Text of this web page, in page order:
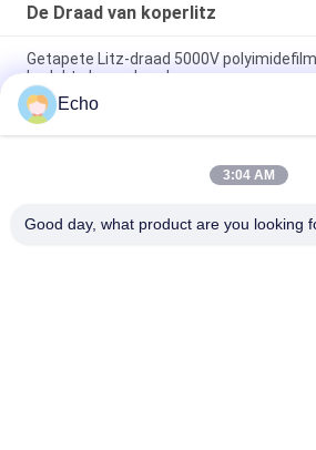
De Draad van koperlitz
Getapete Litz-draad 5000V
bedekte koperdraad
Aangepaste Litz-draad 0,03 mm x 600/
koperen Litz-draad
Getapete Litz-draad 0,03 mm x 600
Echo
3:04 AM
Good day, what product are you looking